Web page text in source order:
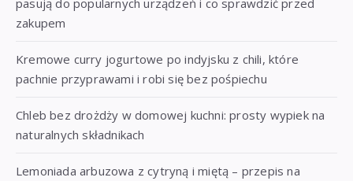
zakupem
Kremowe curry jogurtowe po indyjsku z chili, które
pachnie przyprawami i robi się bez pośpiechu
Chleb bez drożdży w domowej kuchni: prosty wypiek na
naturalnych składnikach
Lemoniada arbuzowa z cytryną i miętą – przepis na